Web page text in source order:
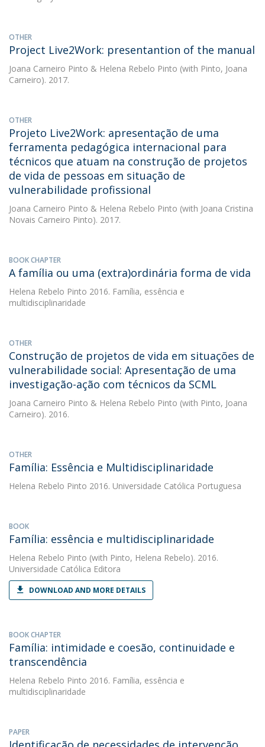
OTHER
Project Live2Work: presentantion of the manual
Joana Carneiro Pinto & Helena Rebelo Pinto (with Pinto, Joana
Carneiro). 2017.
OTHER
Projeto Live2Work: apresentação de uma
ferramenta pedagógica internacional para
técnicos que atuam na construção de projetos
de vida de pessoas em situação de
vulnerabilidade profissional
Joana Carneiro Pinto & Helena Rebelo Pinto (with Joana Cristina
Novais Carneiro Pinto). 2017.
BOOK CHAPTER
A família ou uma (extra)ordinária forma de vida
Helena Rebelo Pinto 2016. Família, essência e
multidisciplinaridade
OTHER
Construção de projetos de vida em situações de
vulnerabilidade social: Apresentação de uma
investigação-ação com técnicos da SCML
Joana Carneiro Pinto & Helena Rebelo Pinto (with Pinto, Joana
Carneiro). 2016.
OTHER
Família: Essência e Multidisciplinaridade
Helena Rebelo Pinto 2016. Universidade Católica Portuguesa
BOOK
Família: essência e multidisciplinaridade
Helena Rebelo Pinto (with Pinto, Helena Rebelo). 2016.
Universidade Católica Editora
DOWNLOAD AND MORE DETAILS
BOOK CHAPTER
Família: intimidade e coesão, continuidade e
transcendência
Helena Rebelo Pinto 2016. Família, essência e
multidisciplinaridade
PAPER